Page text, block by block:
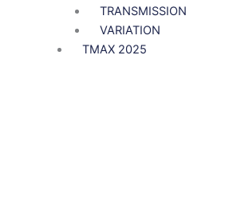
TRANSMISSION
VARIATION
TMAX 2025